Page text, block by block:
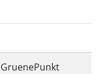
GruenePunkt